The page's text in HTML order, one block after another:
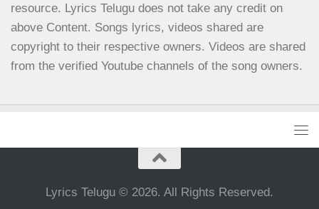
resource. Lyrics Telugu does not take any credit on
above Content. Songs lyrics, videos shared are
copyright to their respective owners. Videos are shared
from the verified Youtube channels of the song owners.
Lyrics Telugu © 2026. All Rights Reserved.